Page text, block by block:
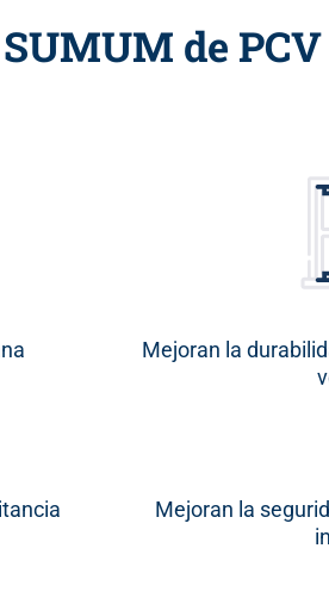
de
Mejoran la
Mejoran la